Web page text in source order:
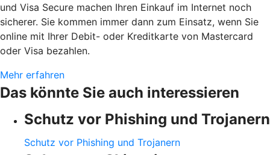
und Visa Secure machen Ihren Einkauf im Internet noch
sicherer. Sie kommen immer dann zum Einsatz, wenn Sie
online mit Ihrer Debit- oder Kreditkarte von Mastercard
oder Visa bezahlen.
Mehr erfahren
Das könnte Sie auch interessieren
Schutz vor Phishing und Trojanern
Schutz vor Phishing und Trojanern